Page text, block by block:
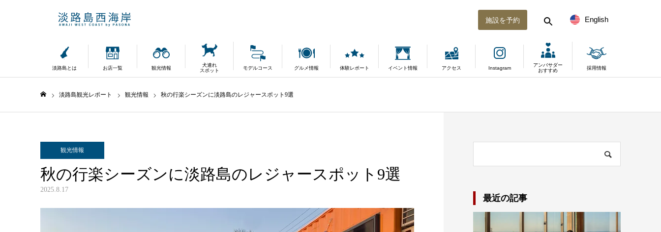
English
施設を予約
淡路島とは お店一覧 観光情報
犬連れ
スポット
モデルコース グルメ情報 体験レポート イベント情報 アクセス Instagram
アンバサダー
おすすめ
採用情報
淡路島観光レポート 観光情報 秋の行楽シーズンに淡路島のレジャースポット9選
観光情報
秋の行楽シーズンに淡路島のレジャースポット9選
2025.8.17
最近の記事